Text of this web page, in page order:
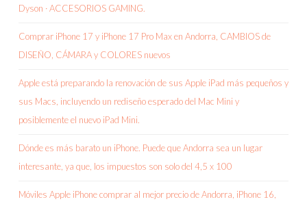
Dyson · ACCESORIOS GAMING.
Comprar iPhone 17 y iPhone 17 Pro Max en Andorra, CAMBIOS de
DISEÑO, CÁMARA y COLORES nuevos
Apple está preparando la renovación de sus Apple iPad más pequeños y
sus Macs, incluyendo un rediseño esperado del Mac Mini y
posiblemente el nuevo iPad Mini.
Dónde es más barato un iPhone. Puede que Andorra sea un lugar
interesante, ya que, los impuestos son solo del 4,5 x 100
Móviles Apple iPhone comprar al mejor precio de Andorra, iPhone 16,